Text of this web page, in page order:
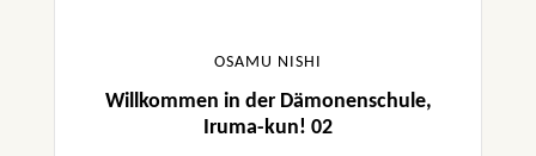
OSAMU NISHI
Willkommen in der Dämonenschule,
Iruma-kun! 02